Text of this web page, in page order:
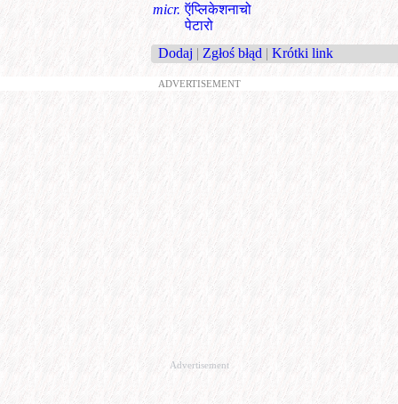
micr. ऍप्लिकेशनाचो
पेटारो
Dodaj | Zgłoś błąd | Krótki link
ADVERTISEMENT
Advertisement